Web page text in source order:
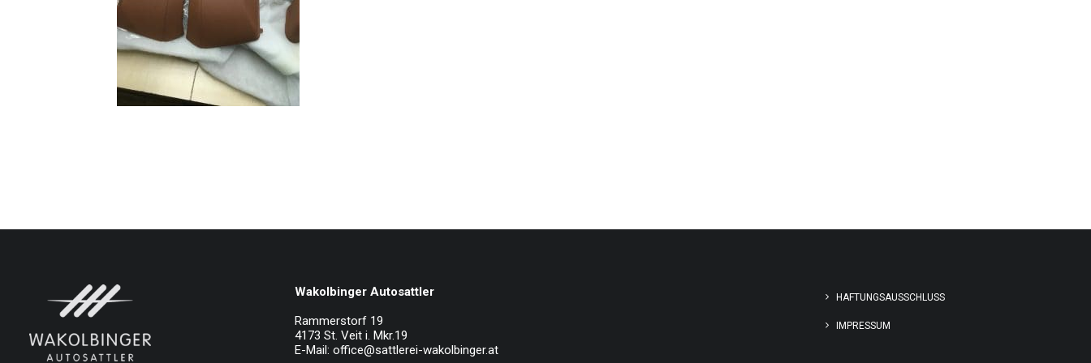
Wakolbinger Autosattler
Rammerstorf 19
4173 St. Veit i. Mkr.19
E-Mail: office@sattlerei-wakolbinger.at
HAFTUNGSAUSSCHLUSS
IMPRESSUM